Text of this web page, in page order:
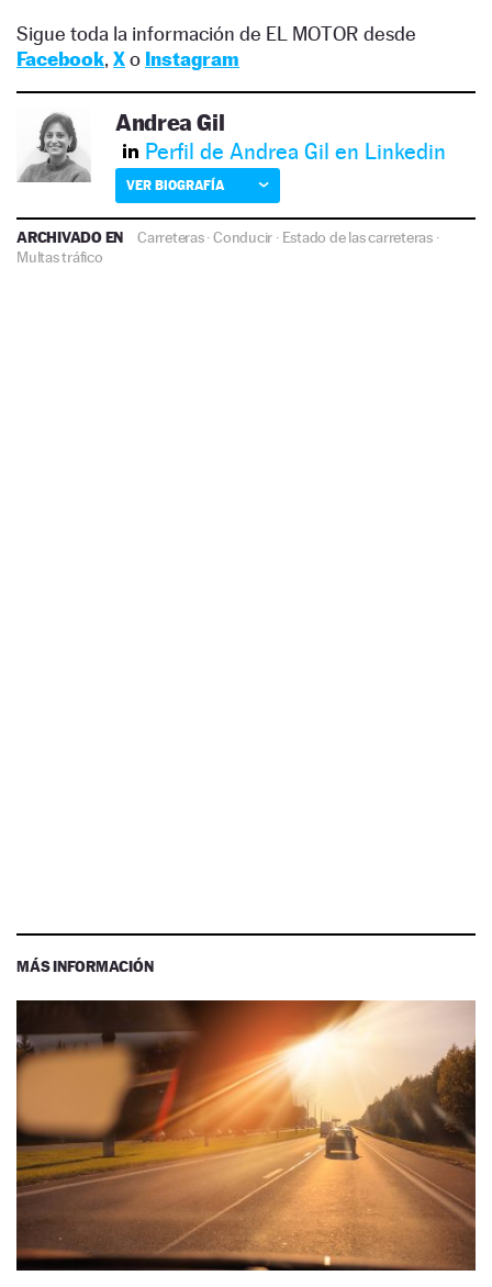
Sigue toda la información de EL MOTOR desde
Facebook, Xo Instagram
Andrea Gil
Perfil de Andrea Gil en Linkedin
VER BIOGRAFÍA
ARCHIVADO EN Carreteras·Conducir · Estado de las carreteras ·
Multas tráfico
MÁS INFORMACIÓN